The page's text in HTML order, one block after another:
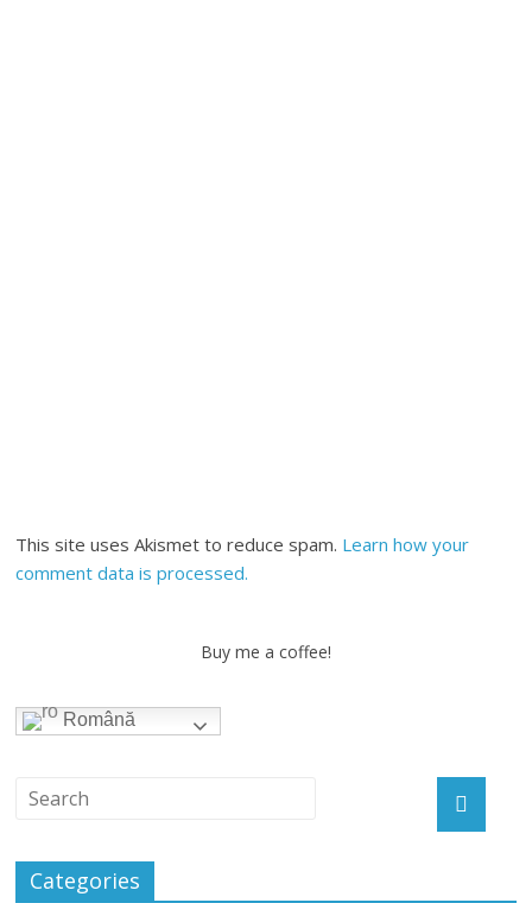
This site uses Akismet to reduce spam. Learn how your
comment data is processed.
Buy me a coffee!
Română
Categories